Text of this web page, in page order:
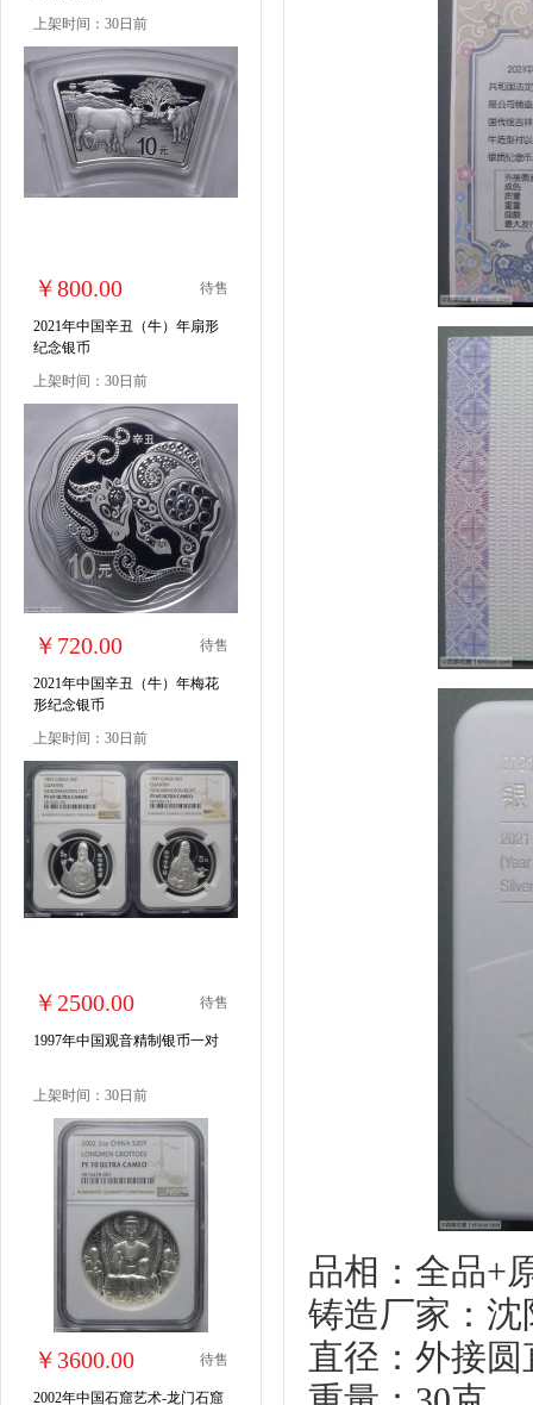
上架时间：30日前
￥800.00 待售
2021年中国辛丑（牛）年扇形
纪念银币
上架时间：30日前
￥720.00 待售
2021年中国辛丑（牛）年梅花
形纪念银币
上架时间：30日前
￥2500.00 待售
1997年中国观音精制银币一对
上架时间：30日前
￥3600.00 待售
2002年中国石窟艺术-龙门石窟
品相：全品+
铸造厂家：沈
直径：外接圆